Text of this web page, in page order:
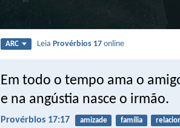
ARC LeiaProvérbios 17 online
Em todo o tempo ama o
e na angústia nasce o irmão.
Provérbios 17:17 amizade família